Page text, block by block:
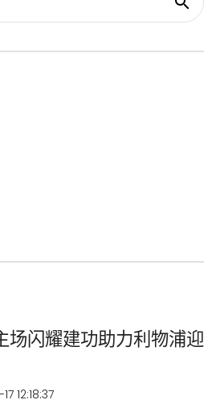
场闪耀建功助力利物浦迎
12:18:37